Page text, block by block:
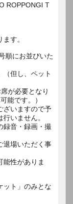
ROPPONGI T
す。
順にお並びいた
但し、ペット
が必要となり
能です。）
ざいますので予
いません。
録音・録画・撮
退場いただく事
性がありま
ット」のみとな